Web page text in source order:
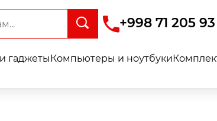
+998 71 205
гаджетыКомпьютеры и ноутбуки